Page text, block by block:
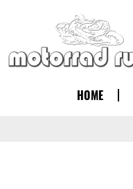
HOME